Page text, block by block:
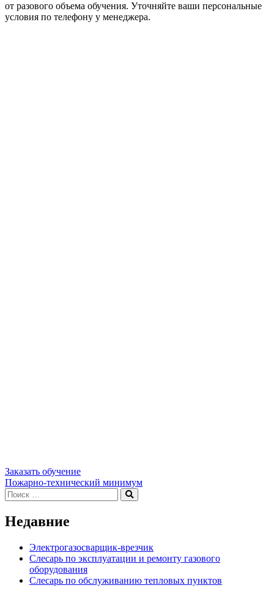
от разового объема обучения. Уточняйте ваши персональные
условия по телефону у менеджера.
Заказать обучение
Навигация
по
записям
Пожарно-технический минимум
Искать:
Поиск
Недавние
Электрогазосварщик-врезчик
Слесарь по эксплуатации и ремонту газового
оборудования
Слесарь по обслуживанию тепловых пунктов